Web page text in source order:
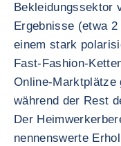
Bekleidungssektor
Ergebnisse (etwa
einem stark
Fast-Fashion-
Online-Marktplätze
während der Rest
Der
nennenswerte